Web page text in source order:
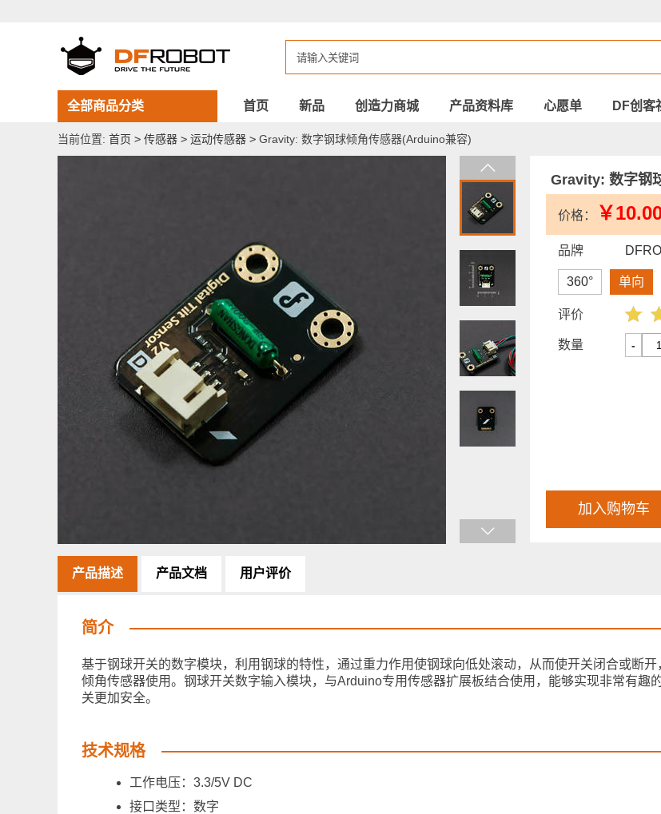
(Arduino
全部商品分类 首页 新品 创造力商城 产品资料库 心愿单 DF创客
当前位置: 首页 > 传感器 > 运动传感器 > Gravity: 数字钢球倾角传感器(Arduino兼容)
Gravity: 数字钢
价格： ￥
品牌
360° 单向
评价
数量 -
加入购物车
产品描述 产品文档 用户评价
简介
基于钢球开关的数字模块，利用钢球的特性，通过重力作用使钢球向低处滚动，从而使开关闭合或断
倾角传感器使用。钢球开关数字输入模块，与Arduino专用传感器扩展板结合使用，能够实现非常有趣
关更加安全。
技术规格
工作电压：3.3/5V DC
接口类型：数字